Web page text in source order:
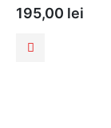
195,00 lei